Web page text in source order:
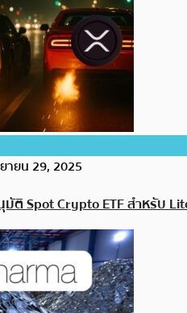
ายน 29, 2025
ติ Spot Crypto ETF สำหรับ